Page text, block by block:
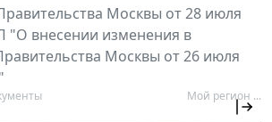
Москвы от 28 июля
"О внесении изменения в
Москвы от 26 июля
Мой регион ...